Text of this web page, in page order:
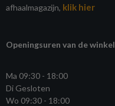
afhaalmagazijn, klik hier
Openingsuren van de winkel
Ma 09:30 - 18:00
Di Gesloten
Wo 09:30 - 18:00